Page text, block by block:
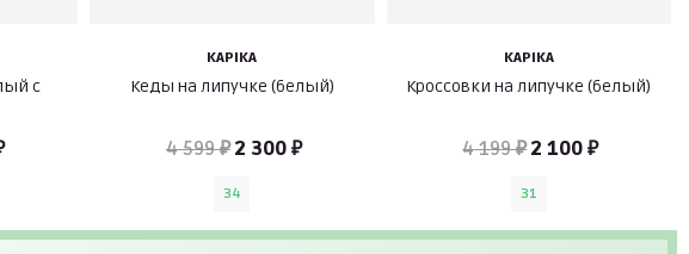
с
KAPIKA
Кеды на липучке (белый)
4 599 ₽ 2 300 ₽
34
KAPIKA
Кроссовки на липучке (белый)
4 199 ₽2 100 ₽
31